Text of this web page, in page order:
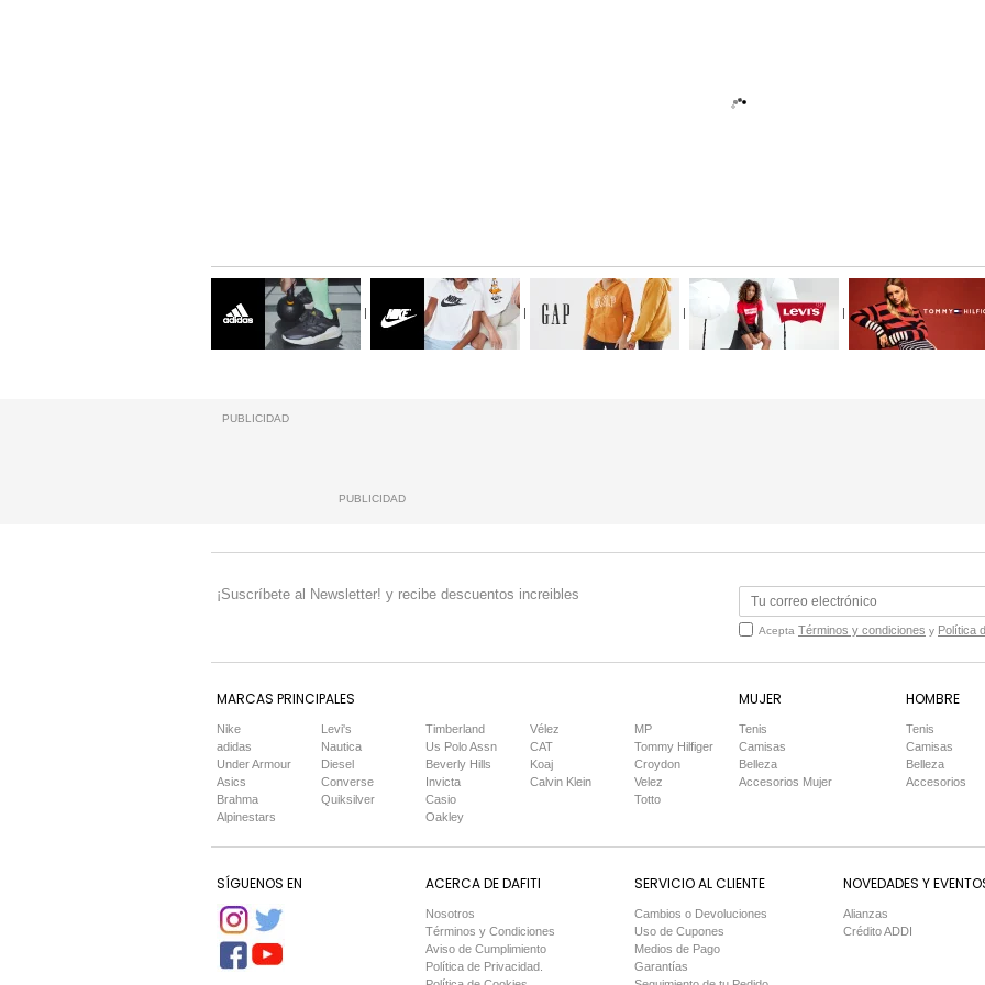
PUBLICIDAD
PUBLICIDAD
¡Suscríbete al Newsletter! y recibe descuentos increibles
Acepta Términos y condiciones y Política
MARCAS PRINCIPALES
Nike
adidas
Under Armour
Asics
Brahma
Alpinestars
Levi's
Nautica
Diesel
Converse
Quiksilver
Timberland
Us Polo Assn
Beverly Hills
Invicta
Casio
Oakley
Vélez
CAT
Koaj
Calvin Klein
MP
Tommy Hilfiger
Croydon
Velez
Totto
MUJER
Tenis
Camisas
Belleza
Accesorios Mujer
HOMBRE
Tenis
Camisas
Belleza
Accesorios
SÍGUENOS EN ACERCA DE DAFITI
Nosotros
Términos y Condiciones
Aviso de Cumplimiento
Política de Privacidad.
SERVICIO AL CLIENTE
Cambios o Devoluciones
Uso de Cupones
Medios de Pago
Garantías
NOVEDADES Y
Alianzas
Crédito ADDI